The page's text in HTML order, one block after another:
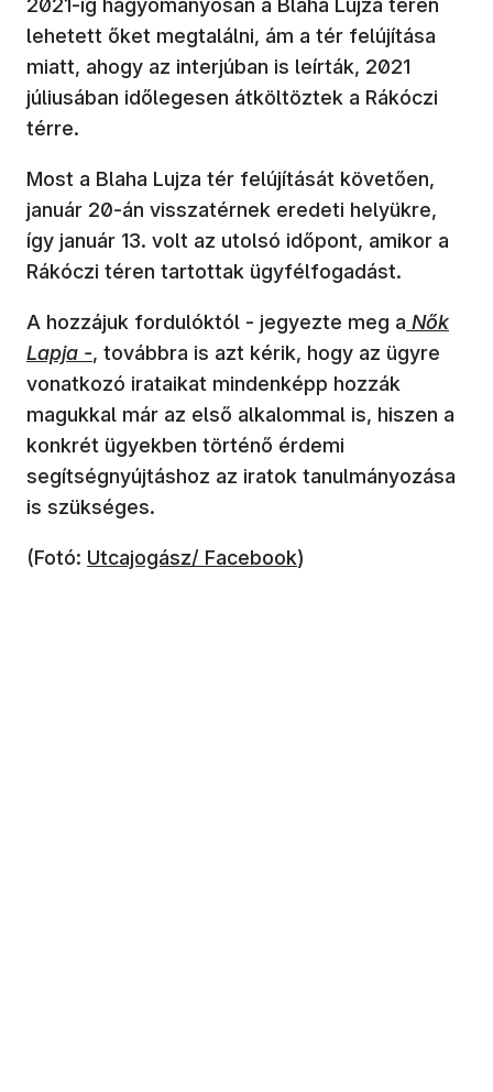
2021-ig hagyományosan a Blaha Lujza téren
lehetett őket megtalálni, ám a tér felújítása
miatt, ahogy az interjúban is leírták, 2021
júliusában időlegesen átköltöztek a Rákóczi
térre.
Most a Blaha Lujza tér felújítását követően,
január 20-án visszatérnek eredeti helyükre,
így január 13. volt az utolsó időpont, amikor a
Rákóczi téren tartottak ügyfélfogadást.
A hozzájuk fordulóktól - jegyezte meg a Nők
Lapja -, továbbra is azt kérik, hogy az ügyre
vonatkozó irataikat mindenképp hozzák
magukkal már az első alkalommal is, hiszen a
konkrét ügyekben történő érdemi
segítségnyújtáshoz az iratok tanulmányozása
is szükséges.
(Fotó: (új ablakban nyílik meg)
Utcajogász/ Facebook)